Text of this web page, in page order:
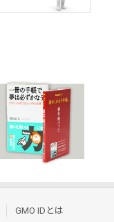
GMO IDとは